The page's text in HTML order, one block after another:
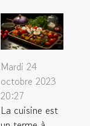
Mardi 24
octobre 2023
20:27
La cuisine est